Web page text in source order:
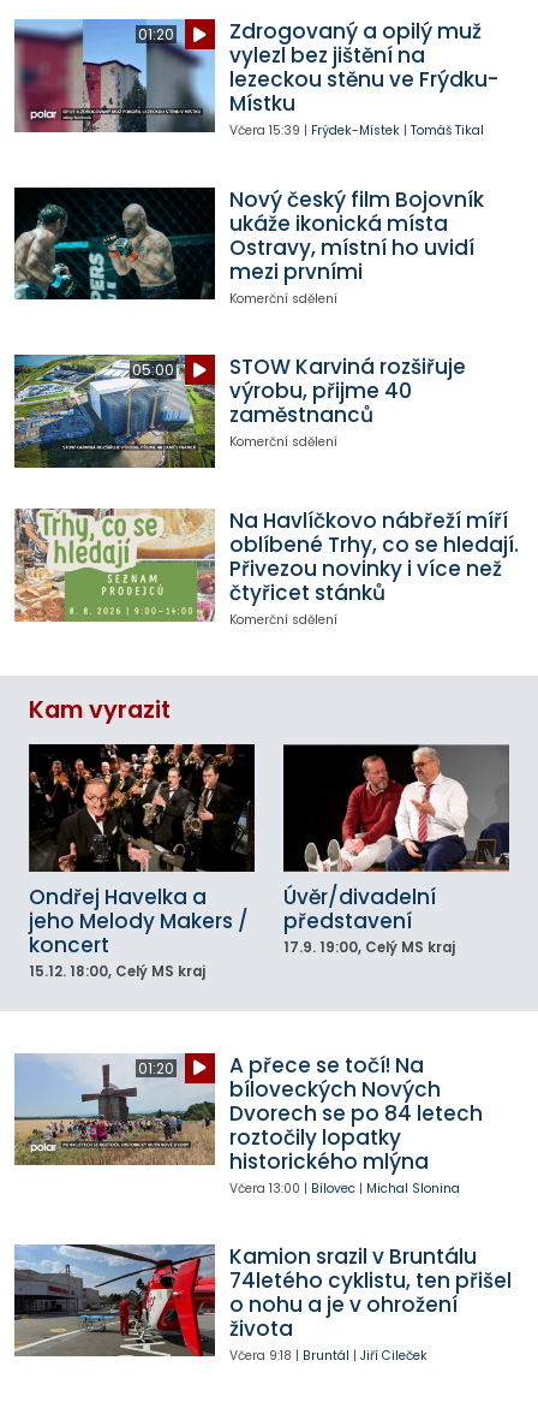
01:20
Zdrogovaný a opilý muž
vylezl bez jištění na
lezeckou stěnu ve Frýdku-
Místku
Včera 15:39 | Frýdek-Místek| Tomáš Tikal
Nový český film Bojovník
ukáže ikonická místa
Ostravy, místní ho uvidí
mezi prvními
Komerční sdělení
05:00
STOW Karviná rozšiřuje
výrobu, přijme 40
zaměstnanců
Komerční sdělení
Na Havlíčkovo nábřeží míří
oblíbené Trhy, co se hledají.
Přivezou novinky i více než
čtyřicet stánků
Komerční sdělení
Kam vyrazit
Ondřej Havelka a
jeho Melody Makers /
koncert
15.12. 18:00, Celý MS kraj
Úvěr/divadelní
představení
17.9. 19:00, Celý MS kraj
01:20
A přece se točí! Na
bíloveckých Nových
Dvorech se po 84 letech
roztočily lopatky
historického mlýna
Včera 13:00 | Bílovec| Michal Slonina
Kamion srazil v Bruntálu
74letého cyklistu, ten přišel
o nohu a je v ohrožení
života
Včera 9:18 | Bruntál | Jiří Cileček